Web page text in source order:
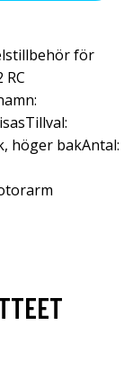
för
höger bakAntal: